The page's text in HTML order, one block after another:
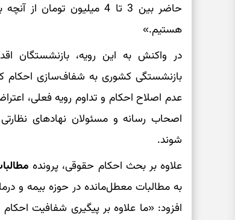
حاضر بین 3 تا 4 میلیون
هستیم.»
در واکنش به این رویه، بازنشستگان
بازنشستگی کشوری به شفاف‌سازی احکام
عدم اصلاح احکام و تداوم رویه فعلی،
اصحاب رسانه و مسئولان نهادهای
شوند.
علاوه بر بحث احکام حقوقی، پرونده
به مطالبات معطل‌مانده در حوزه بیمه و
افزود: «ما علاوه بر پیگیری شفافیت